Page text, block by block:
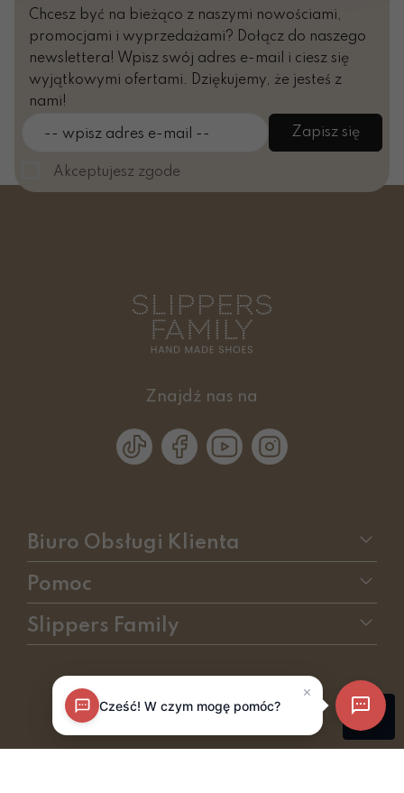
Chcesz być na bieżąco z naszymi nowościami,
promocjami i wyprzedażami? Dołącz do naszego
newslettera! Wpisz swój adres e-mail i ciesz się
wyjątkowymi ofertami. Dziękujemy, że jesteś z
nami!
-- wpisz adres e-mail -- Zapisz się
Akceptujesz zgode
Znajdź nas na
Biuro Obsługi Klienta
Pomoc
Slippers Family